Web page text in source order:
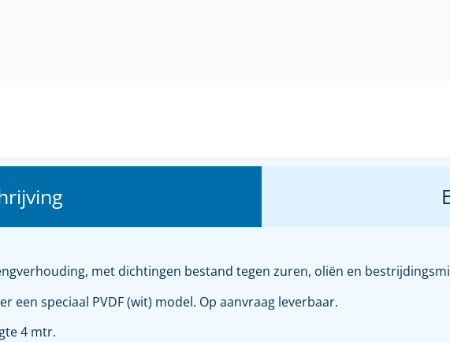
met dichtingen bestand tegen zuren, oliën en
een speciaal PVDF (wit) model. Op aanvraag leverbaar.
4 mtr.